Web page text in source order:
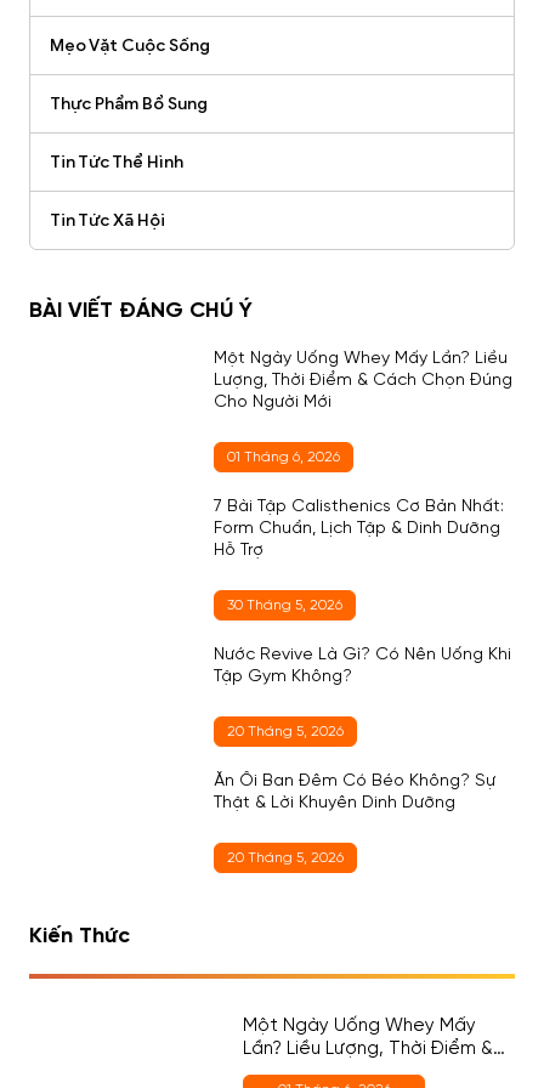
Mẹo Vặt Cuộc Sống
Thực Phẩm Bổ Sung
Tin Tức Thể Hình
Tin Tức Xã Hội
BÀI VIẾT ĐÁNG CHÚ Ý
Một Ngày Uống Whey Mấy Lần? Liều
Lượng, Thời Điểm & Cách Chọn Đúng
Cho Người Mới
01 Tháng 6, 2026
7 Bài Tập Calisthenics Cơ Bản Nhất:
Form Chuẩn, Lịch Tập & Dinh Dưỡng
Hỗ Trợ
30 Tháng 5, 2026
Nước Revive Là Gì? Có Nên Uống Khi
Tập Gym Không?
20 Tháng 5, 2026
Ăn Ổi Ban Đêm Có Béo Không? Sự
Thật & Lời Khuyên Dinh Dưỡng
20 Tháng 5, 2026
Kiến Thức
Một Ngày Uống Whey Mấy
Lần? Liều Lượng, Thời Điểm &
Cách Chọn Đúng Cho Người